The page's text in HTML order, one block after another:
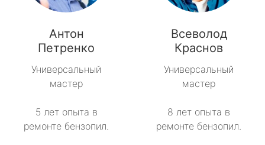
Антон
Петренко
Универсальный
мастер
5 лет опыта в
ремонте бензопил.
Всеволод
Краснов
Универсальный
мастер
8 лет опыта в
ремонте бензопил.